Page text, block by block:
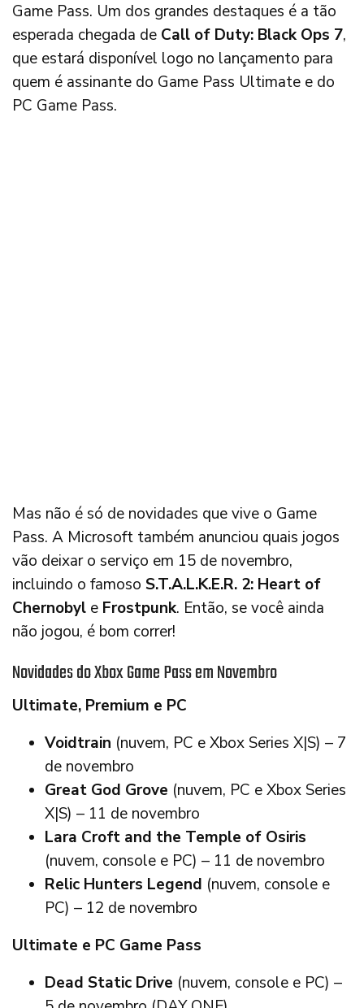
Game Pass. Um dos grandes destaques é a tão
esperada chegada de Call of Duty: Black Ops 7,
que estará disponível logo no lançamento para
quem é assinante do Game Pass Ultimate e do
PC Game Pass.
Mas não é só de novidades que vive o Game
Pass. A Microsoft também anunciou quais jogos
vão deixar o serviço em 15 de novembro,
incluindo o famoso S.T.A.L.K.E.R. 2: Heart of
Chernobyl e Frostpunk. Então, se você ainda
não jogou, é bom correr!
Novidades do Xbox Game Pass em Novembro
Ultimate, Premium e PC
Voidtrain (nuvem, PC e Xbox Series X|S) – 7
de novembro
Great God Grove (nuvem, PC e Xbox Series
X|S) – 11 de novembro
Lara Croft and the Temple of Osiris
(nuvem, console e PC) – 11 de novembro
Relic Hunters Legend (nuvem, console e
PC) – 12 de novembro
Ultimate e PC Game Pass
Dead Static Drive (nuvem, console e PC) –